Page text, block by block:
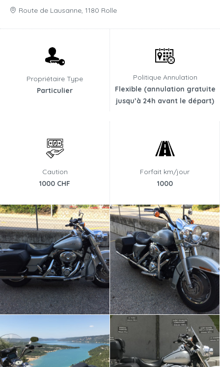
Route de Lausanne, 1180 Rolle
Propriétaire Type
Particulier
Politique Annulation
Flexible (annulation gratuite
jusqu’à 24h avant le départ)
Caution
1000 CHF
Forfait km/jour
1000